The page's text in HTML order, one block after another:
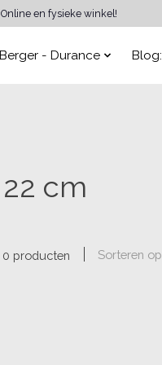
en fysieke winkel!
- Durance Blog:
cm
0 producten Sorteren op